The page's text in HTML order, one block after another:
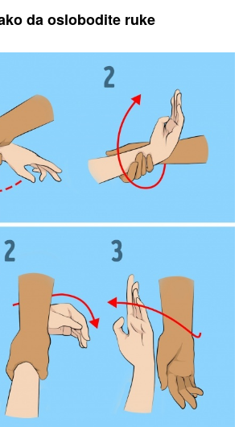
da oslobodite ruke